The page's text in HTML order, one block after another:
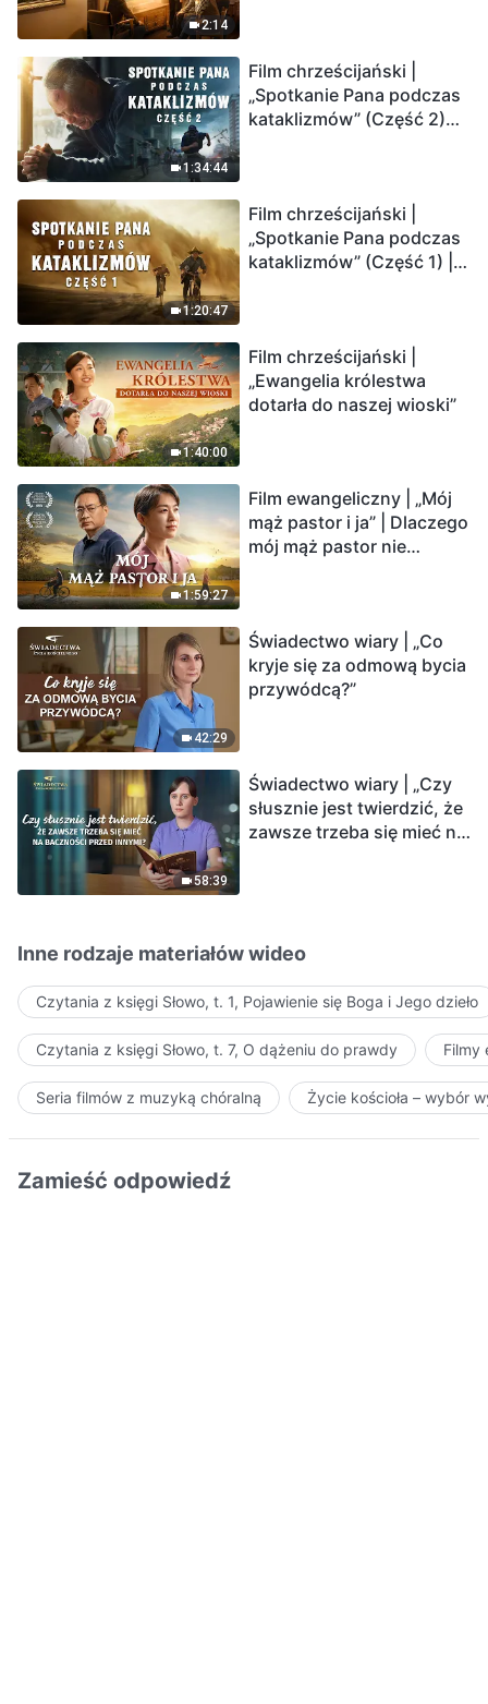
2:14
1:34:44
Film chrześcijański |
„Spotkanie Pana podczas
kataklizmów” (Część 2)
Ludzkość weszła w
odliczanie. Czy znalazłeś
już drogę ocalenia?
1:20:47
Film chrześcijański |
„Spotkanie Pana podczas
kataklizmów” (Część 1) |
1:40:00
Film chrześcijański |
„Ewangelia królestwa
dotarła do naszej wioski”
1:59:27
Film ewangeliczny | „Mój
mąż pastor i ja” | Dlaczego
mój mąż pastor nie
42:29
Świadectwo wiary | „Co
kryje się za odmową bycia
przywódcą?”
58:39
Świadectwo wiary | „Czy
słusznie jest twierdzić, że
zawsze trzeba się mieć na
Inne rodzaje materiałów wideo
Czytania z księgi Słowo, t. 1, Pojawienie się Boga i Jego dzieło
Czytania z księgi Słowo, t. 7, O dążeniu do prawdy Filmy
Seria filmów z muzyką chóralną Życie kościoła – wybór
Zamieść odpowiedź